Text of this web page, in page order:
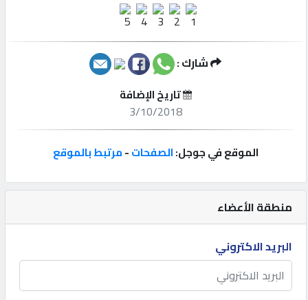
إعلانات
المنتدى
كيو
مزاد
منطقة الأعضاء
البريد الاكتروني
شارك :
تاريخ الإضافة
3/10/2018
الموقع في جوجل:الصفحات-مرتبط بالموقع